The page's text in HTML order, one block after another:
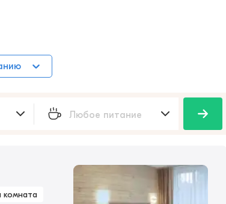
комната